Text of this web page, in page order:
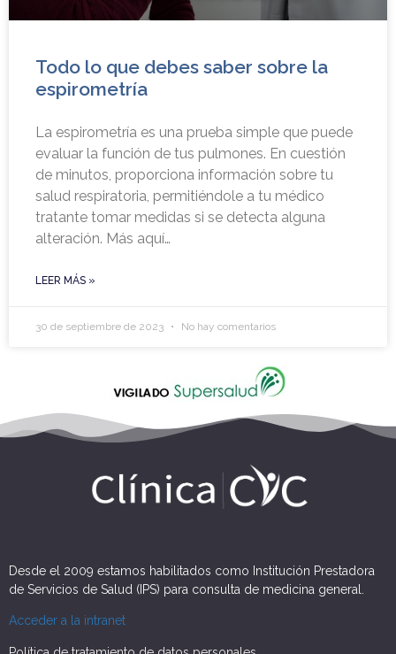
Todo lo que debes saber sobre la
espirometría
La espirometría es una prueba simple que puede
evaluar la función de tus pulmones. En cuestión
de minutos, proporciona información sobre tu
salud respiratoria, permitiéndole a tu médico
tratante tomar medidas si se detecta alguna
alteración. Más aquí…
LEER MÁS »
30 de septiembre de 2023 No hay comentarios
Desde el 2009 estamos habilitados como Institución Prestadora
de Servicios de Salud (IPS) para consulta de medicina general.
Acceder a la intranet